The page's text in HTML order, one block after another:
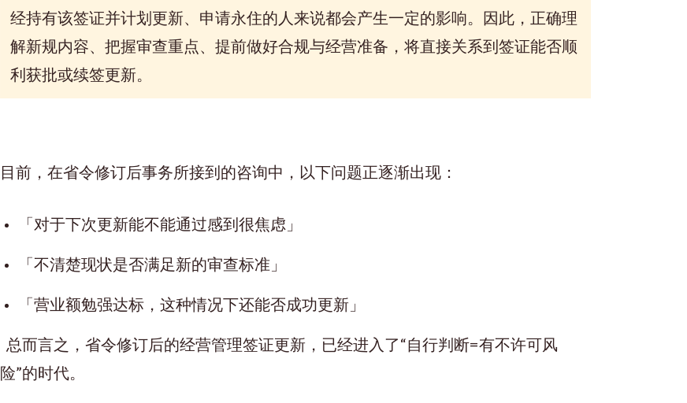
经持有该签证并计划更新、申请永住的人来说都会产生一定的影响。因此，正确理
解新规内容、把握审查重点、提前做好合规与经营准备，将直接关系到签证能否顺
利获批或续签更新。
目前，在省令修订后事务所接到的咨询中，以下问题正逐渐出现：
「对于下次更新能不能通过感到很焦虑」
「不清楚现状是否满足新的审查标准」
「营业额勉强达标，这种情况下还能否成功更新」
总而言之，省令修订后的经营管理签证更新，已经进入了“自行判断=有不许可风
险”的时代。